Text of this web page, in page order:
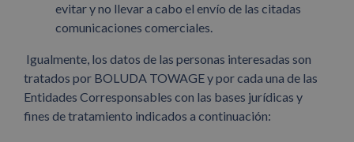
evitar y no llevar a cabo el envío de las citadas
comunicaciones comerciales.
Igualmente, los datos de las personas interesadas son
tratados por BOLUDA TOWAGE y por cada una de las
Entidades Corresponsables con las bases jurídicas y
fines de tratamiento indicados a continuación: